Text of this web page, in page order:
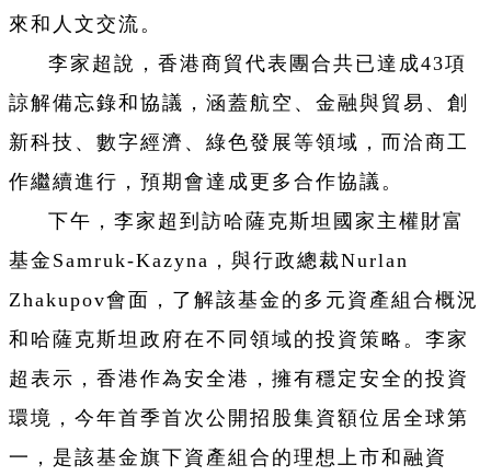
來和人文交流。
李家超說，香港商貿代表團合共已達成43項
諒解備忘錄和協議，涵蓋航空、金融與貿易、創
新科技、數字經濟、綠色發展等領域，而洽商工
作繼續進行，預期會達成更多合作協議。
下午，李家超到訪哈薩克斯坦國家主權財富
基金Samruk-Kazyna，與行政總裁Nurlan
Zhakupov會面，了解該基金的多元資產組合概況
和哈薩克斯坦政府在不同領域的投資策略。李家
超表示，香港作為安全港，擁有穩定安全的投資
環境，今年首季首次公開招股集資額位居全球第
一，是該基金旗下資產組合的理想上市和融資